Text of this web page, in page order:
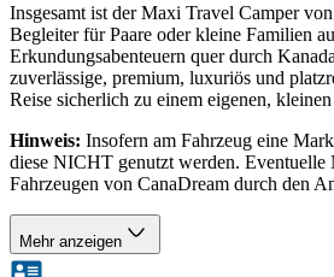
Insgesamt ist der Maxi Travel Camper
Begleiter für Paare oder kleine Familien
Erkundungsabenteuern quer durch
zuverlässige, premium, luxuriös und
Reise sicherlich zu einem eigenen,
Hinweis: Insofern am Fahrzeug eine
diese NICHT genutzt werden. Eventuelle
Fahrzeugen von CanaDream durch den
Mehr anzeigen